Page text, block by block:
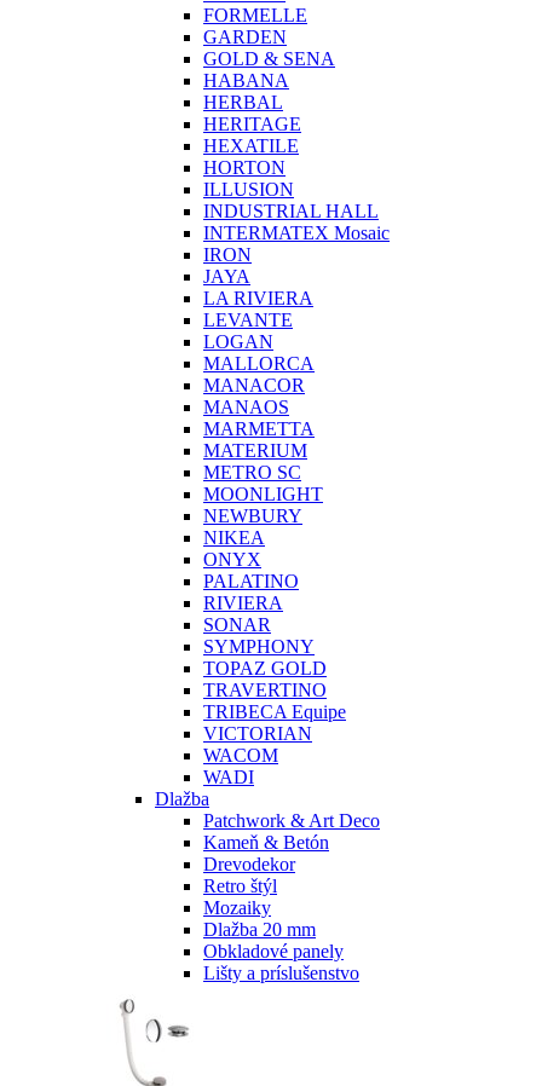
FORMELLE
GARDEN
GOLD & SENA
HABANA
HERBAL
HERITAGE
HEXATILE
HORTON
ILLUSION
INDUSTRIAL HALL
INTERMATEX Mosaic
IRON
JAYA
LA RIVIERA
LEVANTE
LOGAN
MALLORCA
MANACOR
MANAOS
MARMETTA
MATERIUM
METRO SC
MOONLIGHT
NEWBURY
NIKEA
ONYX
PALATINO
RIVIERA
SONAR
SYMPHONY
TOPAZ GOLD
TRAVERTINO
TRIBECA Equipe
VICTORIAN
WACOM
WADI
Dlažba
Patchwork & Art Deco
Kameň & Betón
Drevodekor
Retro štýl
Mozaiky
Dlažba 20 mm
Obkladové panely
Lišty a príslušenstvo